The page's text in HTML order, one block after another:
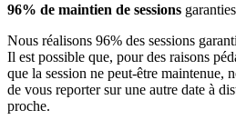
96% de maintien de sessions garanties
Nous réalisons 96% des sessions
Il est possible que, pour des raisons
que la session ne peut-être maintenue,
de vous reporter sur une autre date à
proche.